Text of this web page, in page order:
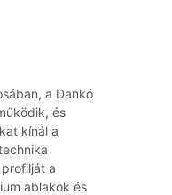
a Dankó
és
kínál a
a
ablakok és